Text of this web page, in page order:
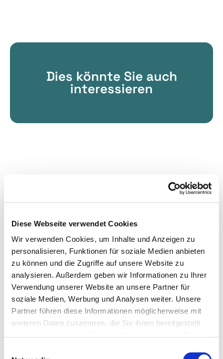
Diese Webseite verwendet Cookies
Wir verwenden Cookies, um Inhalte und Anzeigen zu
personalisieren, Funktionen für soziale Medien anbieten
zu können und die Zugriffe auf unsere Website zu
analysieren. Außerdem geben wir Informationen zu Ihrer
Verwendung unserer Website an unsere Partner für
soziale Medien, Werbung und Analysen weiter. Unsere
Partner führen diese Informationen möglicherweise mit
weiteren Daten zusammen, die Sie ihnen bereitgestellt
Dies könnte Sie auch
interessieren